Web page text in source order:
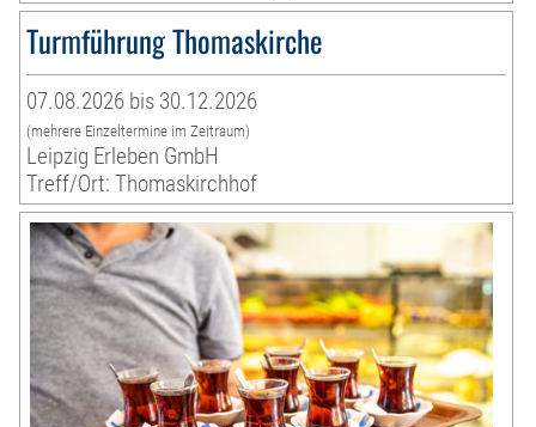
Turmführung Thomaskirche
07.08.2026 bis 30.12.2026
(mehrere Einzeltermine im Zeitraum)
Leipzig Erleben GmbH
Treff/Ort: Thomaskirchhof